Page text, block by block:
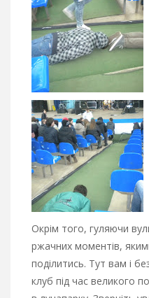
Окрім того, гуляючи
ржачних моментів,
поділитись. Тут вам і
клуб під час великого